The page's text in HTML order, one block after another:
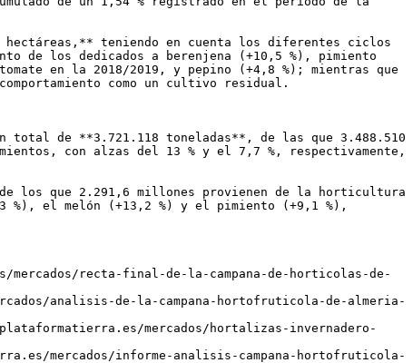
teniendo en cuenta los diferentes ciclos
de los dedicados a berenjena (+10,5 %), pimiento
en la 2018/2019, y pepino (+4,8 %); mientras que
como un cultivo residual.
total de **3.721.118 toneladas**, de las que 3.488.510
con alzas del 13 % y el 7,7 %, respectivamente,
los que 2.291,6 millones provienen de la horticultura
%), el melón (+13,2 %) y el pimiento (+9,1 %),
recta-final-de-la-campana-de-horticolas-de-
analisis-de-la-campana-hortofruticola-de-almeria-
mercados/hortalizas-invernadero-
mercados/informe-analisis-campana-hortofruticola-